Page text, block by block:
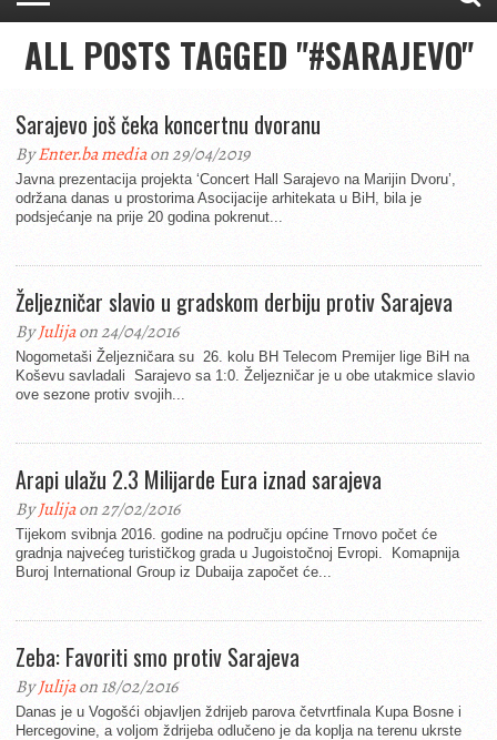
ALL POSTS TAGGED "#SARAJEVO"
Sarajevo još čeka koncertnu dvoranu
ByEnter.ba mediaon 29/04/2019
Javna prezentacija projekta ‘Concert Hall Sarajevo na Marijin Dvoru’,
održana danas u prostorima Asocijacije arhitekata u BiH, bila je
podsjećanje na prije 20 godina pokrenut...
Željezničar slavio u gradskom derbiju protiv Sarajeva
ByJulijaon 24/04/2016
Nogometaši Željezničara su 26. kolu BH Telecom Premijer lige BiH na
Koševu savladali Sarajevo sa 1:0. Željezničar je u obe utakmice slavio
ove sezone protiv svojih...
Arapi ulažu 2.3 Milijarde Eura iznad sarajeva
ByJulijaon 27/02/2016
Tijekom svibnja 2016. godine na području općine Trnovo počet će
gradnja najvećeg turističkog grada u Jugoistočnoj Evropi. Komapnija
Buroj International Group iz Dubaija započet će...
Zeba: Favoriti smo protiv Sarajeva
ByJulijaon 18/02/2016
Danas je u Vogošći objavljen ždrijeb parova četvrtfinala Kupa Bosne i
Hercegovine, a voljom ždrijeba odlučeno je da koplja na terenu ukrste